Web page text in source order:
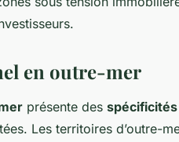
en outre-mer
présente des spécificités
Les territoires d’outre-